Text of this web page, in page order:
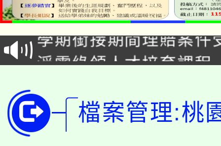
會
115年食農教育專業人
程
學期銜接期間理賠案件
學籍身 分審查程序及
版
淨零綠領人才培育課程
代理(課)教師甄選結果(
「2026金融保險知識
車」活動
桃園市115學年度學生
檔案管理:桃